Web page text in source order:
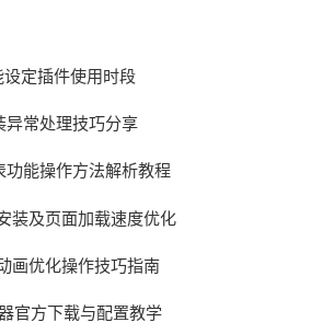
设定插件使用时段
异常处理技巧分享
功能操作方法解析教程
装及页面加载速度优化
画优化操作技巧指南
官方下载与配置教学